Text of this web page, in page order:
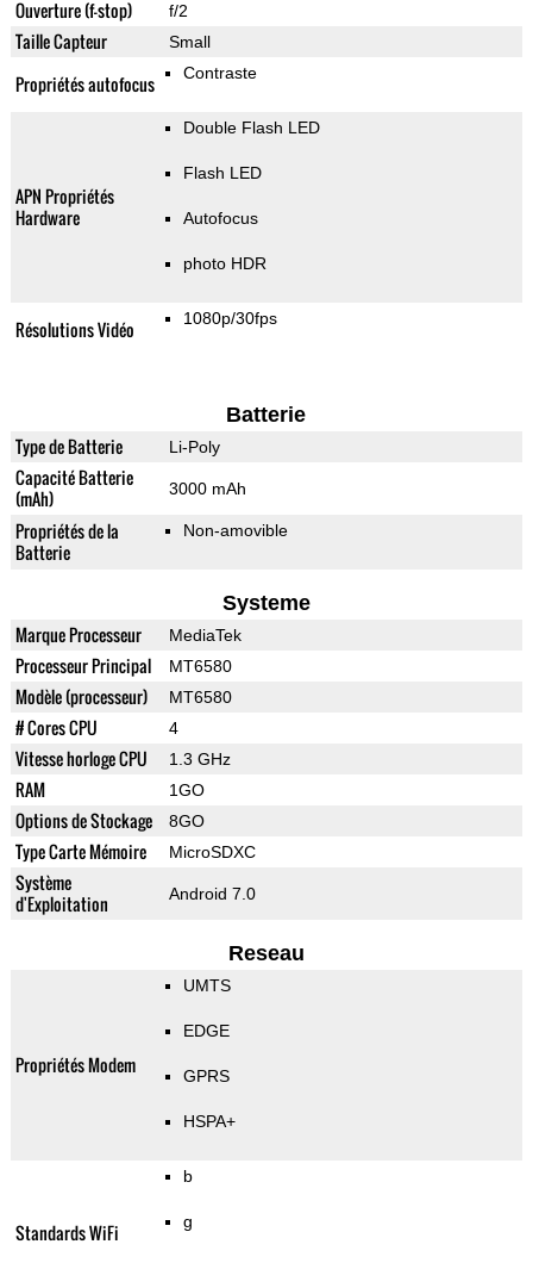
Ouverture (f-stop) f/2
Taille Capteur Small
Propriétés autofocus Contraste
APN Propriétés
Hardware
Double Flash LED
Flash LED
Autofocus
photo HDR
Résolutions Vidéo 1080p/30fps
Batterie
Type de Batterie Li-Poly
Capacité Batterie
(mAh)
3000 mAh
Propriétés de la
Batterie
Non-amovible
Systeme
Marque Processeur MediaTek
Processeur Principal MT6580
Modèle (processeur) MT6580
# Cores CPU 4
Vitesse horloge CPU 1.3 GHz
RAM 1GO
Options de Stockage 8GO
Type Carte Mémoire MicroSDXC
Système
d'Exploitation
Android 7.0
Reseau
Propriétés Modem
UMTS
EDGE
GPRS
HSPA+
Standards WiFi
b
g